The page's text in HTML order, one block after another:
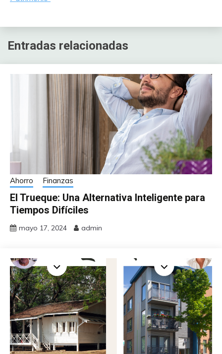
Entradas relacionadas
Ahorro Finanzas
El Trueque: Una Alternativa Inteligente para
Tiempos Difíciles
mayo 17, 2024 admin